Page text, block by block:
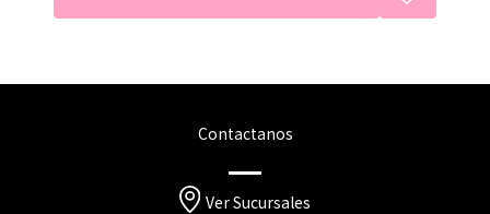
Contactanos
Ver Sucursales